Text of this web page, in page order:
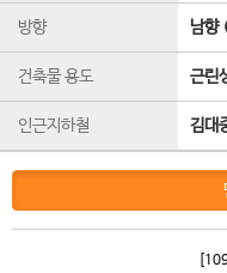
방향 남향
건축물 용도 근린
인근지하철 김대